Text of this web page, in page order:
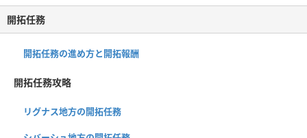
開拓任務
開拓任務の進め方と開拓報酬
開拓任務攻略
リグナス地方の開拓任務